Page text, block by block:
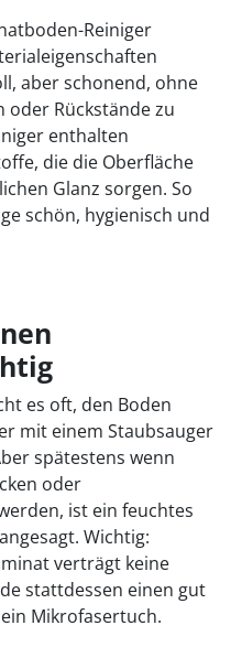
Reiniger
aber schonend, ohne
oder Rückstände zu
enthalten
die die Oberfläche
Glanz sorgen. So
schön, hygienisch und
es oft, den Boden
mit einem Staubsauger
spätestens wenn
oder
ist ein feuchtes
Wichtig:
verträgt keine
stattdessen einen gut
Mikrofasertuch.